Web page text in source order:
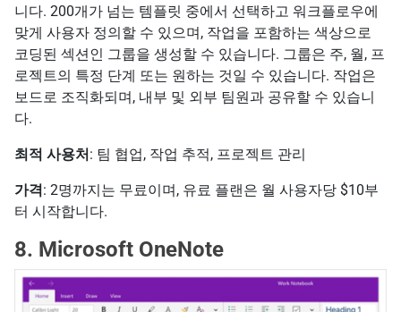
니다. 200개가 넘는 템플릿 중에서 선택하고 워크플로우에
맞게 사용자 정의할 수 있으며, 작업을 포함하는 색상으로
코딩된 섹션인 그룹을 생성할 수 있습니다. 그룹은 주, 월, 프
로젝트의 특정 단계 또는 원하는 것일 수 있습니다. 작업은
보드로 조직화되며, 내부 및 외부 팀원과 공유할 수 있습니
다.
최적 사용처: 팀 협업, 작업 추적, 프로젝트 관리
가격: 2명까지는 무료이며, 유료 플랜은 월 사용자당 $10부
터 시작합니다.
8. Microsoft OneNote